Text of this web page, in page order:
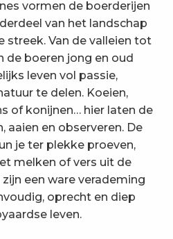
vormen de boerderijen
van het landschap
streek. Van de valleien tot
de boeren jong en oud
leven vol passie,
te delen. Koeien,
of konijnen… hier laten de
aaien en observeren. De
je ter plekke proeven,
melken of vers uit de
een ware verademing
oprecht en diep
leven.